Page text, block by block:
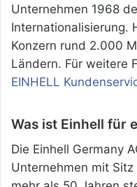
Unternehmen 1968
Internationalisierung.
Konzern rund 2.000
Ländern. Für weitere
EINHELL
Was ist Einhell für
Die Einhell Germany
Unternehmen mit